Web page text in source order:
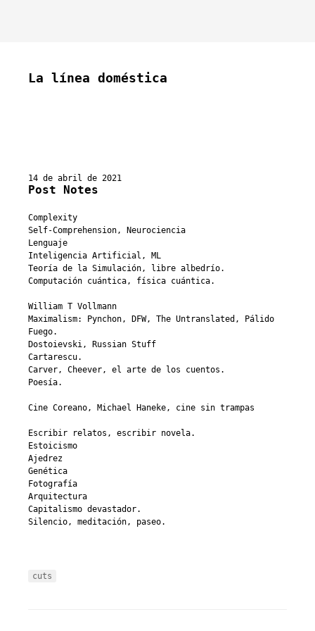
La línea doméstica
14 de abril de 2021
Post Notes
Complexity
Self-Comprehension, Neurociencia
Lenguaje
Inteligencia Artificial, ML
Teoría de la Simulación, libre albedrío.
Computación cuántica, física cuántica.
William T Vollmann
Maximalism: Pynchon, DFW, The Untranslated, Pálido
Fuego.
Dostoievski, Russian Stuff
Cartarescu.
Carver, Cheever, el arte de los cuentos.
Poesía.
Cine Coreano, Michael Haneke, cine sin trampas
Escribir relatos, escribir novela.
Estoicismo
Ajedrez
Genética
Fotografía
Arquitectura
Capitalismo devastador.
Silencio, meditación, paseo.
cuts